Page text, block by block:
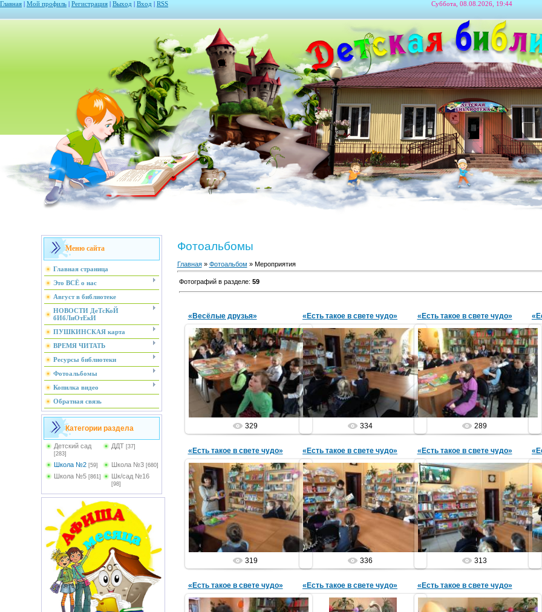
Главная Мой профиль Регистрация Выход Вход RSS Суббота, 08.08.2026, 19:44
Меню сайта
Главная страница
Это ВСЁ о нас
Август в библиотеке
НОВОСТИ ДеТсКоЙ
бИбЛиОтЕкИ
ПУШКИНСКАЯ карта
ВРЕМЯ ЧИТАТЬ
Ресурсы библиотеки
Фотоальбомы
Копилка видео
Обратная связь
Категории раздела
Детский сад
[283]
ДДТ [37]
Школа №2 [59] Школа №3 [680]
Школа №5 [861] Шк/сад №16
[98]
Фотоальбомы
Главная» Фотоальбом » Мероприятия
Фотографий в разделе: 59
«Весёлые друзья»
18.03.2015
литературный час
Библиотека
329
«Есть такое в свете чудо»
04.02.2015
библиотечный урок
Библиотека
334
«Есть такое в свете чудо»
04.02.2015
библиотечный урок
Библиотека
289
«Есть такое в свете чудо»
04.02.2015
библиотечный урок
Библиотека
319
«Есть такое в свете чудо»
04.02.2015
библиотечный урок
Библиотека
336
«Есть такое в свете чудо»
04.02.2015
библиотечный урок
Библиотека
313
«Есть такое в свете чудо» «Есть такое в свете чудо» «Есть такое в свете чудо»